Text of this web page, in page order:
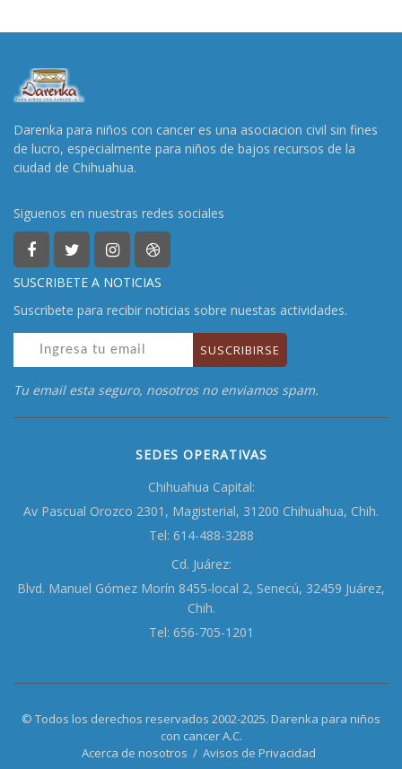
Darenka para niños con cancer es una asociacion civil sin fines
de lucro, especialmente para niños de bajos recursos de la
ciudad de Chihuahua.
Siguenos en nuestras redes sociales
SUSCRIBETE A NOTICIAS
Suscribete para recibir noticias sobre nuestas actividades.
Tu email esta seguro, nosotros no enviamos spam.
SEDES OPERATIVAS
Chihuahua Capital:
Av Pascual Orozco 2301, Magisterial, 31200 Chihuahua, Chih.
Tel: 614-488-3288
Cd. Juárez:
Blvd. Manuel Gómez Morín 8455-local 2, Senecú, 32459 Juárez,
Chih.
Tel: 656-705-1201
© Todos los derechos reservados 2002-2025. Darenka para niños
con cancer A.C.
Acerca de nosotros / Avisos de Privacidad